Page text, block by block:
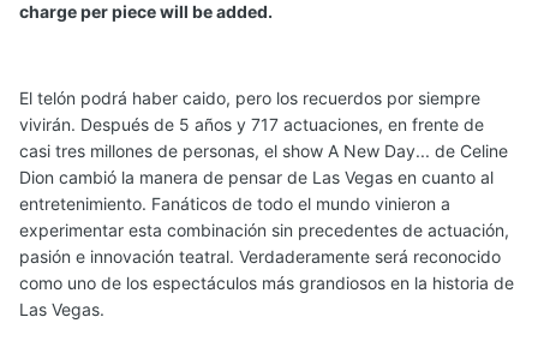
charge per piece will be added.
El telón podrá haber caido, pero los recuerdos por siempre
vivirán. Después de 5 años y 717 actuaciones, en frente de
casi tres millones de personas, el show A New Day... de Celine
Dion cambió la manera de pensar de Las Vegas en cuanto al
entretenimiento. Fanáticos de todo el mundo vinieron a
experimentar esta combinación sin precedentes de actuación,
pasión e innovación teatral. Verdaderamente será reconocido
como uno de los espectáculos más grandiosos en la historia de
Las Vegas.